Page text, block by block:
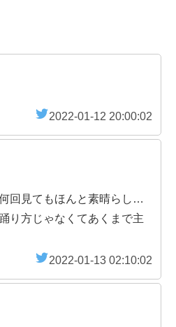
2022-01-12 20:00:02
回見てもほんと素晴らし…
り方じゃなくてあくまで主
2022-01-13 02:10:02